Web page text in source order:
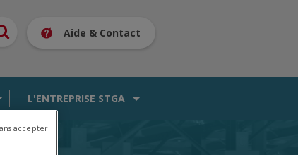
Aide & Contact
L'ENTREPRISE STGA
accepter